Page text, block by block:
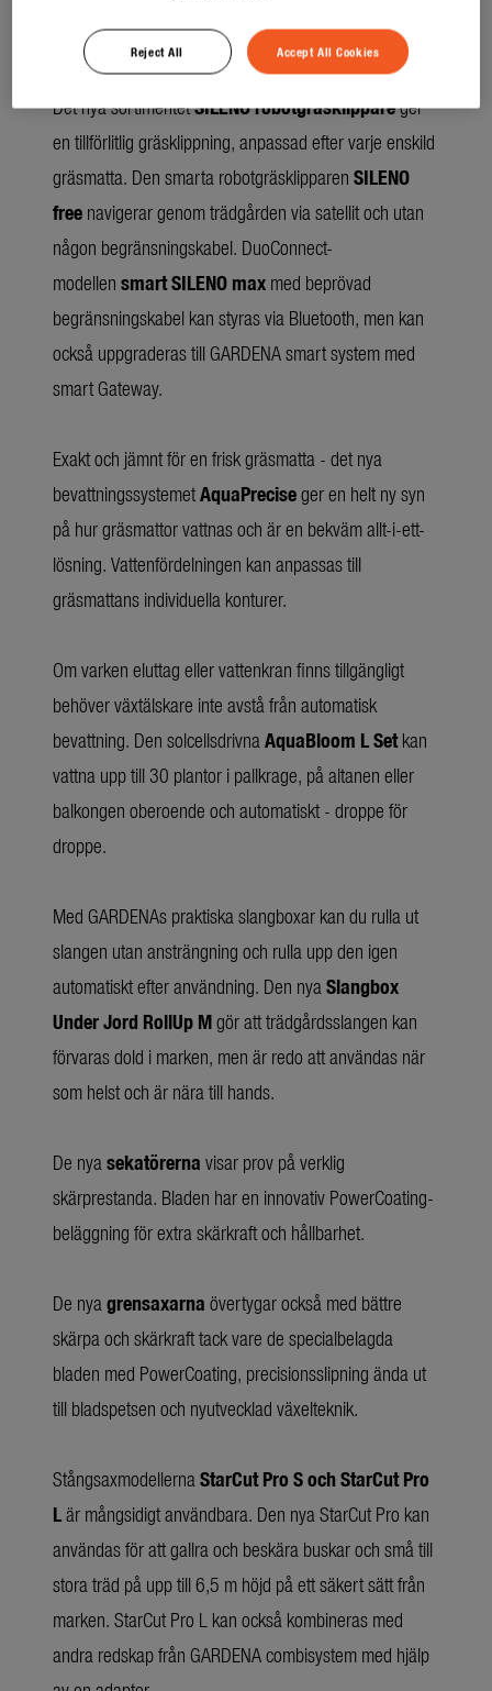
OFORMATTERAD
TEXT
Det nya sortimentetSILENO robotgräsklippareger
en tillförlitlig gräsklippning, anpassad efter varje enskild
gräsmatta. Den smarta robotgräsklipparen SILENO
free navigerar genom trädgården via satellit och utan
någon begränsningskabel. DuoConnect-
modellen smart SILENO max med beprövad
begränsningskabel kan styras via Bluetooth, men kan
också uppgraderas till GARDENA smart system med
smart Gateway.
Exakt och jämnt för en frisk gräsmatta - det nya
bevattningssystemetAquaPreciseger en helt ny syn
på hur gräsmattor vattnas och är en bekväm allt-i-ett-
lösning. Vattenfördelningen kan anpassas till
gräsmattans individuella konturer.
Om varken eluttag eller vattenkran finns tillgängligt
behöver växtälskare inte avstå från automatisk
bevattning. Den solcellsdrivnaAquaBloom L Setkan
vattna upp till 30 plantor i pallkrage, på altanen eller
balkongen oberoende och automatiskt - droppe för
droppe.
Med GARDENAs praktiska slangboxar kan du rulla ut
slangen utan ansträngning och rulla upp den igen
automatiskt efter användning. Den nyaSlangbox
Under Jord RollUp Mgör att trädgårdsslangen kan
förvaras dold i marken, men är redo att användas när
som helst och är nära till hands.
De nyasekatörerna visar prov på verklig
skärprestanda. Bladen har en innovativ PowerCoating-
beläggning för extra skärkraft och hållbarhet.
De nyagrensaxarna övertygar också med bättre
skärpa och skärkraft tack vare de specialbelagda
bladen med PowerCoating, precisionsslipning ända ut
till bladspetsen och nyutvecklad växelteknik.
StångsaxmodellernaStarCut Pro S och StarCut Pro
Lär mångsidigt användbara. Den nya StarCut Pro kan
användas för att gallra och beskära buskar och små till
stora träd på upp till 6,5 m höjd på ett säkert sätt från
marken. StarCut Pro L kan också kombineras med
andra redskap från GARDENA combisystem med hjälp
Reject All Accept All Cookies